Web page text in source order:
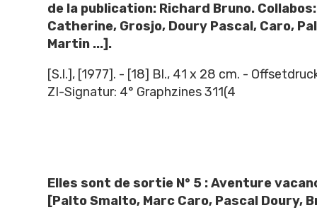
de la publication: Richard Bruno.
Catherine, Grosjo, Doury Pascal, Caro,
Martin ...].
[S.l.], [1977]. - [18] Bl., 41 x 28 cm. -
ZI-Signatur: 4° Graphzines 311(4
Elles sont de sortie N° 5 : Aventure
[Palto Smalto, Marc Caro, Pascal Doury,